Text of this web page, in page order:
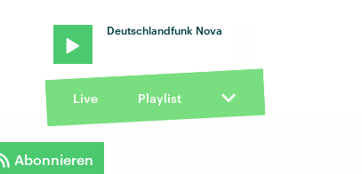
Deutschlandfunk Nova
Live Playlist
Abonnieren